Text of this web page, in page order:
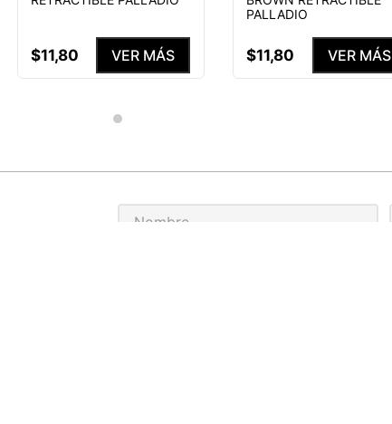
$11,80 VER MÁS
PALLADIO
$11,80 VER MÁS